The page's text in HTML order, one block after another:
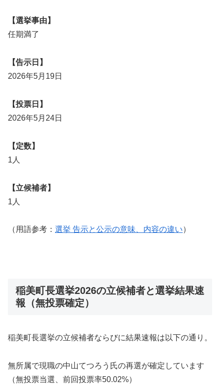
【選挙事由】
任期満了
【告示日】
2026年5月19日
【投票日】
2026年5月24日
【定数】
1人
【立候補者】
1人
（用語参考： 選挙 告示と公示の意味、内容の違い）
稲美町長選挙2026の立候補者と選挙結果速
報（無投票確定）
稲美町長選挙の立候補者ならびに結果速報は以下の通り。
無所属で現職の中山てつろう氏の再選が確定しています
（無投票当選、前回投票率50.02%）